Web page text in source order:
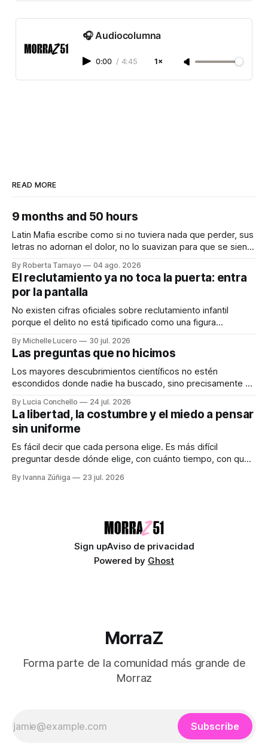
🎧 Audiocolumna
0:00 / 4:45 1×
READ MORE
9 months and 50 hours
Latin Mafia escribe como si no tuviera nada que perder, sus
letras no adornan el dolor, no lo suavizan para que se sienta
Audiocolumna0:00/231.241× Hay proyectos que se
anuncian con meses de anticipación, con teasers
calculados, con campañas para crear expectativas
By Roberta Tamayo 04 ago. 2026
El reclutamiento ya no toca la puerta: entra
por la pantalla
No existen cifras oficiales sobre reclutamiento infantil
porque el delito no está tipificado como una figura
"hola". Así de simple, así de peligroso. Las recientes
desapariciones de adolescentes en Jalisco han vuelto a
encender una alerta que desde hace años
By Michelle Lucero 30 jul. 2026
Las preguntas que no hicimos
Los mayores descubrimientos científicos no estén
escondidos donde nadie ha buscado, sino precisamente en
explorados. Audiocolumna0:00/251.761× Lo femenino
como punto ciego en la ciencia La ciencia promete una
visión objetiva de la realidad. Creemos que avanza guiada
únicamente por la
By Lucia Conchello 24 jul. 2026
La libertad, la costumbre y el miedo a pensar
sin uniforme
Es fácil decir que cada persona elige. Es más difícil
preguntar desde dónde elige, con cuánto tiempo, con qué
Audiocolumna0:00/580.5121× "Free as a Bird" - The
By Ivanna Zúñiga 23 jul. 2026
Sign upAviso de privacidad
Powered by Ghost
MorraZ
Forma parte de la comunidad más grande de
Morraz
Subscribe